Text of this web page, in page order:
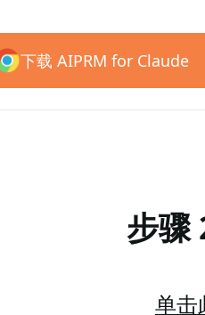
下载 AIPRM for Claude
步骤
单击